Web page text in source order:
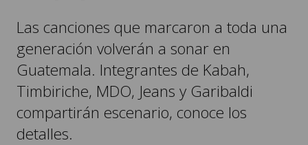
Las canciones que marcaron a toda una
generación volverán a sonar en
Guatemala. Integrantes de Kabah,
Timbiriche, MDO, Jeans y Garibaldi
compartirán escenario, conoce los
detalles.